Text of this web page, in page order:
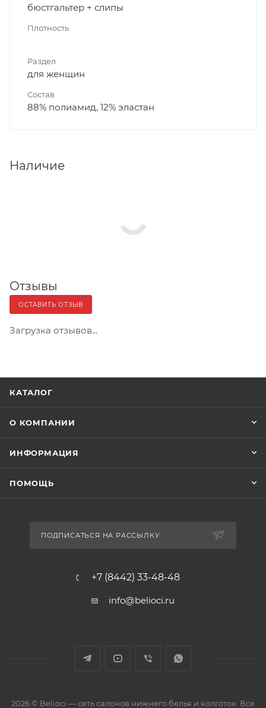
бюстгальтер + слипы
Плотность
Раздел
для женщин
Состав
88% полиамид, 12% эластан
Наличие
Отзывы
ОСТАВИТЬ ОТЗЫВ
Загрузка отзывов...
КАТАЛОГ
О КОМПАНИИ
ИНФОРМАЦИЯ
ПОМОЩЬ
ПОДПИСАТЬСЯ НА РАССЫЛКУ
+7 (8442) 33-48-48
info@belioci.ru
2026 © Belioci — сеть салонов нижнего белья и колготок. Все